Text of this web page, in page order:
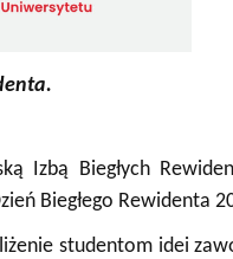
Izbą Biegłych
Biegłego Rewidenta
studentom idei